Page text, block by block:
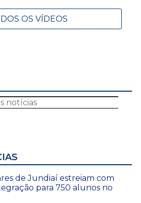
OS VÍDEOS
de Jundiaí estreiam com
para 750 alunos no